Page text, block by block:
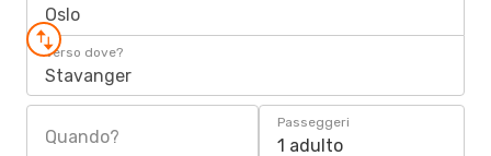
Oslo
Verso dove?
Stavanger
Quando?
Passeggeri
1 adulto